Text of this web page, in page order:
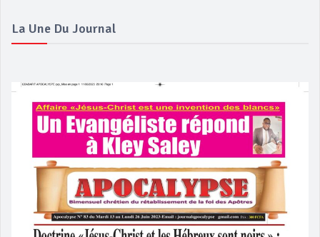
La Une Du Journal